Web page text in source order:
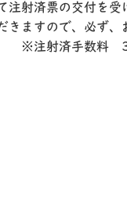
注射済票の交付を受
きますので、必ず、
射済手数料